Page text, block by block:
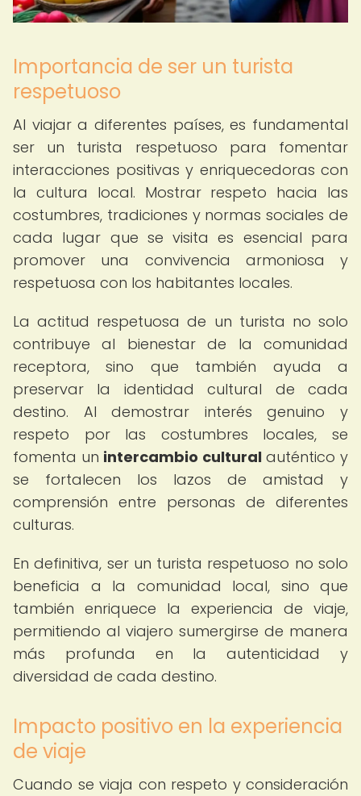
Importancia de ser un turista
respetuoso
Al viajar a diferentes países, es fundamental
ser un turista respetuoso para fomentar
interacciones positivas y enriquecedoras con
la cultura local. Mostrar respeto hacia las
costumbres, tradiciones y normas sociales de
cada lugar que se visita es esencial para
promover una convivencia armoniosa y
respetuosa con los habitantes locales.
La actitud respetuosa de un turista no solo
contribuye al bienestar de la comunidad
receptora, sino que también ayuda a
preservar la identidad cultural de cada
destino. Al demostrar interés genuino y
respeto por las costumbres locales, se
fomenta un intercambio culturalauténtico y
se fortalecen los lazos de amistad y
comprensión entre personas de diferentes
culturas.
En definitiva, ser un turista respetuoso no solo
beneficia a la comunidad local, sino que
también enriquece la experiencia de viaje,
permitiendo al viajero sumergirse de manera
más profunda en la autenticidad y
diversidad de cada destino.
Impacto positivo en la experiencia
de viaje
Cuando se viaja con respeto y consideración